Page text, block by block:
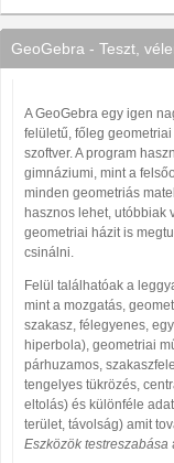
GeoGebra - Teszt,
A GeoGebra egy igen
felületű, főleg
szoftver. A program
gimnáziumi, mint a
minden geometriás
hasznos lehet, utóbbiak
geometriai házit is
csinálni.
Felül találhatóak a
mint a mozgatás,
szakasz, félegyenes,
hiperbola), geometriai
párhuzamos,
tengelyes tükrözés,
eltolás) és különféle
terület, távolság) amit
Eszközök testreszabása